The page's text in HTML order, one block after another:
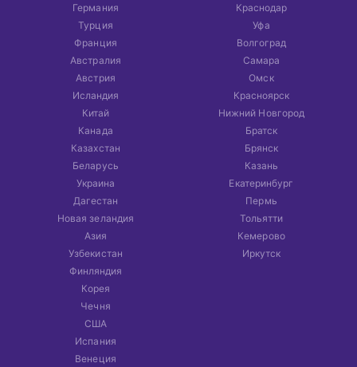
Германия
Турция
Франция
Австралия
Австрия
Исландия
Китай
Канада
Казахстан
Беларусь
Украина
Дагестан
Новая зеландия
Азия
Узбекистан
Финляндия
Корея
Чечня
США
Испания
Венеция
Краснодар
Уфа
Волгоград
Самара
Омск
Красноярск
Нижний Новгород
Братск
Брянск
Казань
Екатеринбург
Пермь
Тольятти
Кемерово
Иркутск